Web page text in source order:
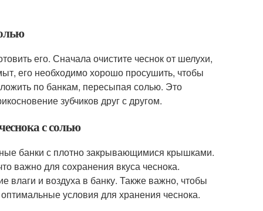
его. Сначала очистите чеснок от шелухи,
его необходимо хорошо просушить, чтобы
по банкам, пересыпая солью. Это
зубчиков друг с другом.
с солью
банки с плотно закрывающимися крышками.
важно для сохранения вкуса чеснока.
влаги и воздуха в банку. Также важно, чтобы
условия для хранения чеснока.